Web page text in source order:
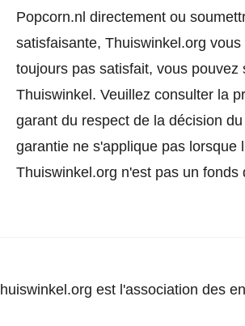
Popcorn.nl directement ou
satisfaisante, Thuiswinkel.org
toujours pas satisfait, vous
Thuiswinkel. Veuillez consulter la
garant du respect de la décision
garantie ne s'applique pas lorsque
Thuiswinkel.org n'est pas un fonds
est l'association des